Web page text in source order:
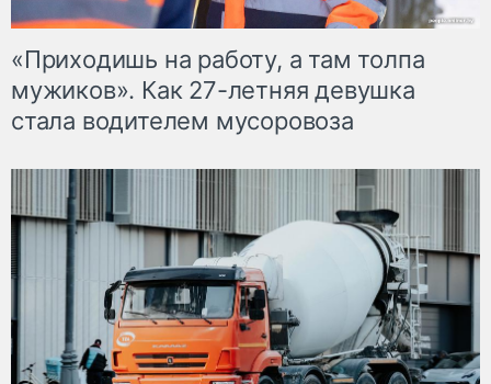
«Приходишь на работу, а там толпа
мужиков». Как 27-летняя девушка
стала водителем мусоровоза